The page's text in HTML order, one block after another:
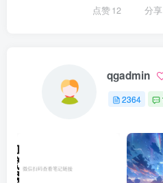
点赞12 分享
qgadmin
2364